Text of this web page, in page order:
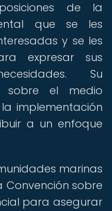
de la
que se les
y se les
expresar sus
Su
sobre el medio
implementación
a un enfoque
marinas
sobre
para asegurar